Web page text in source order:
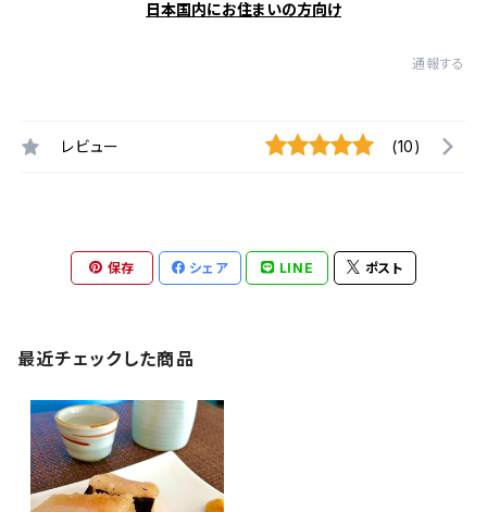
日本国内にお住まいの方向け
通報する
レビュー (10)
保存 シェア LINE ポスト
最近チェックした商品